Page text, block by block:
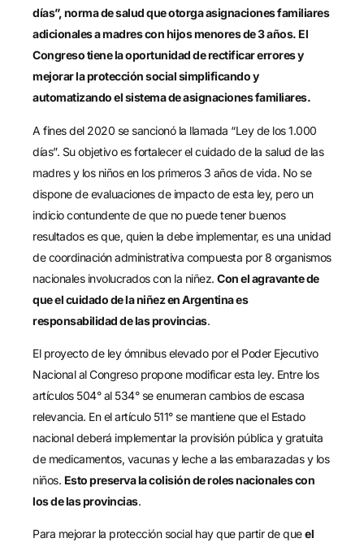
días”, norma de salud que otorga asignaciones familiares
adicionales a madres con hijos menores de 3 años. El
Congreso tiene la oportunidad de rectificar errores y
mejorar la protección social simplificando y
automatizando el sistema de asignaciones familiares.
A fines del 2020 se sancionó la llamada “Ley de los 1.000
días”. Su objetivo es fortalecer el cuidado de la salud de las
madres y los niños en los primeros 3 años de vida. No se
dispone de evaluaciones de impacto de esta ley, pero un
indicio contundente de que no puede tener buenos
resultados es que, quien la debe implementar, es una unidad
de coordinación administrativa compuesta por 8 organismos
nacionales involucrados con la niñez. Con el agravante de
que el cuidado de la niñez en Argentina es
responsabilidad de las provincias.
El proyecto de ley ómnibus elevado por el Poder Ejecutivo
Nacional al Congreso propone modificar esta ley. Entre los
artículos 504° al 534° se enumeran cambios de escasa
relevancia. En el artículo 511° se mantiene que el Estado
nacional deberá implementar la provisión pública y gratuita
de medicamentos, vacunas y leche a las embarazadas y los
niños. Esto preserva la colisión de roles nacionales con
los de las provincias.
Para mejorar la protección social hay que partir de queel